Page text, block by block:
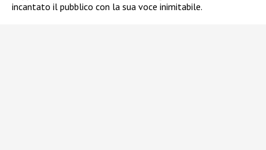
incantato il pubblico con la sua voce inimitabile.